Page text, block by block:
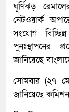
ঘূর্ণিঝড়
নেটওয়ার্ক
সংযোগ
পুনঃস্থাপনের
জানিয়েছে
সোমবার (২৭
জানিয়েছে